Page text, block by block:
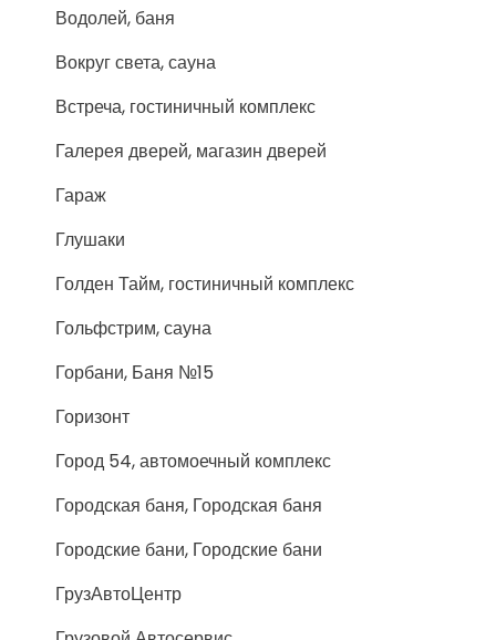
Водолей, баня
Вокруг света, сауна
Встреча, гостиничный комплекс
Галерея дверей, магазин дверей
Гараж
Глушаки
Голден Тайм, гостиничный комплекс
Гольфстрим, сауна
Горбани, Баня №15
Горизонт
Город 54, автомоечный комплекс
Городская баня, Городская баня
Городские бани, Городские бани
ГрузАвтоЦентр